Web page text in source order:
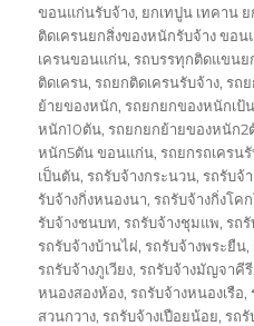
on
ขอนแก่นรับจ้าง, ยกเทปูน เทคาน
ติดเครนยกสิ่งของหนักรับจ้าง ขอน
เครนขอนแก่น,รถบรรทุกติดแขน
ติดเครน,รถยกติดเครนรับจ้าง,รถ
ย้ายของหนัก,รถยกยกของหนักเ
หนัก10ตัน,รถยกยกย้ายของหนัก
หนัก5ตัน ขอนแก่น,รถยกรถเครน
เป็นตัน,รถรับจ้างกระนวน,รถรับจ้
รับจ้างกิ่งหนองนา,รถรับจ้างกิ่งโค
รับจ้างชนบท,รถรับจ้างชุมแพ,รถ
รถรับจ้างบ้านไผ่,รถรับจ้างพระยืน,
รถรับจ้างภูเวียง,รถรับจ้างมัญจาคีรี
หนองสองห้อง,รถรับจ้างหนองเรือ,
สวนกวาง,รถรับจ้างเปือยน้อย,รถรั